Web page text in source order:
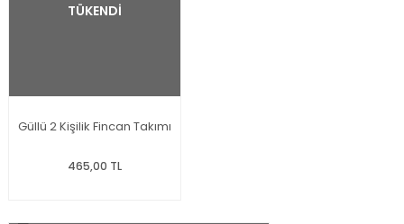
TÜKENDİ
Güllü 2 Kişilik Fincan Takımı
465,00 TL